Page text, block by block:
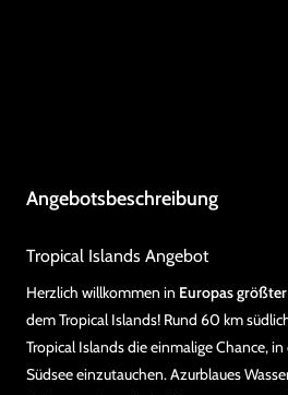
Angebotsbeschreibung
Tropical Islands Angebot
Herzlich willkommen in Europas
dem Tropical Islands! Rund 60 km
Tropical Islands die einmalige Chance,
Südsee einzutauchen. Azurblaues